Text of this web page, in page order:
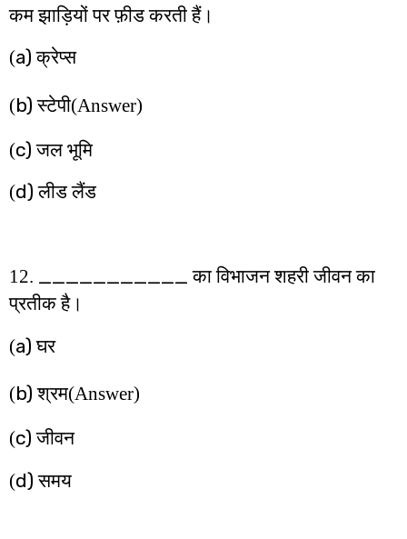
कम झाड़ियों पर फ़ीड करती हैं।
(a)क्रेप्स
(b)स्टेपी(Answer)
(c)जल भूमि
(d)लीड लैंड
12. ___________का विभाजन शहरी जीवन का
प्रतीक है।
(a)घर
(b)श्रम(Answer)
(c)जीवन
(d)समय